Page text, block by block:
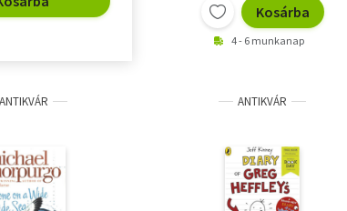
Kosárba
4 - 6 munkanap
ANTIKVÁR ANTIKVÁR